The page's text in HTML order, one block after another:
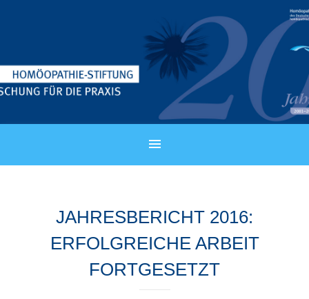
JAHRESBERICHT 2016:
ERFOLGREICHE ARBEIT
FORTGESETZT